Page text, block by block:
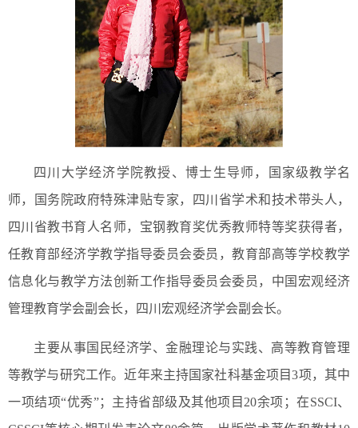
四川大学经济学院教授、博士生导师，国家级教学名
师，国务院政府特殊津贴专家，四川省学术和技术带头人，
四川省教书育人名师，宝钢教育奖优秀教师特等奖获得者，
任教育部经济学教学指导委员会委员，教育部高等学校教学
信息化与教学方法创新工作指导委员会委员，中国宏观经济
管理教育学会副会长，四川宏观经济学会副会长。
主要从事国民经济学、金融理论与实践、高等教育管理
等教学与研究工作。近年来主持国家社科基金项目3项，其中
一项结项“优秀”；主持省部级及其他项目20余项；在SSCI、